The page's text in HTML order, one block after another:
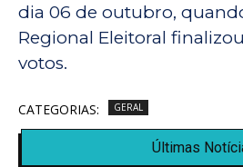
dia 06 de outubro,
Regional Eleitoral
votos.
CATEGORIAS: GERAL
Últimas